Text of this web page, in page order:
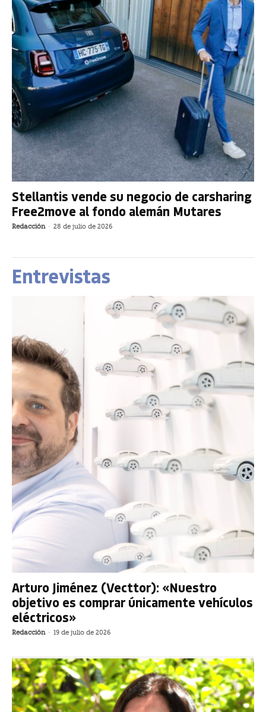
Stellantis vende su negocio de carsharing
Free2move al fondo alemán Mutares
Redacción - 28 de julio de 2026
Entrevistas
Arturo Jiménez (Vecttor): «Nuestro
objetivo es comprar únicamente vehículos
eléctricos»
Redacción - 19 de julio de 2026